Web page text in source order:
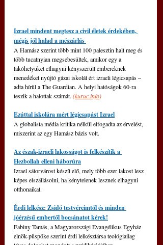
Izrael mindent megtesz a civil életek érdekében,
mégis jól halad a mészárlás
A Hamász szerint több mint 100 palesztin halt meg és
több tucatnyian megsebesültek, amikor egy a
lakóhelyüket elhagyni kényszerült embereknek
menedéket nyújtó gázai iskolát ért izraeli légicsapás –
adta hírül a The Guardian. A helyi hatóságok 60-ra
teszik a halottak számát. (kuruc.info)
Ezúttal iskolára mért légicsapást Izrael
A globalista média kritika nélkül elfogadta az érvelést,
miszerint az egy Hamász bázis volt.
Az észak-izraeli lakosságot is felkészítik a
Hezbollah elleni háborúra
Izrael sátorvárost készít elő, mely több ezer lakost lesz
képes elszállásolni, ha kénytelenek lesznek elhagyni
otthonaikat.
Érdi lelkész: Zsidó testvéreimtől és minden
jóérzésű embertől bocsánatot kérek!
Fabiny Tamás, a Magyarországi Evangélikus Egyház
elnök-püspöke szerint érdi lelkésztársa teológiailag